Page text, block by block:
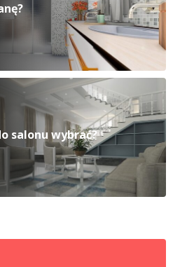
salonu wybrać?